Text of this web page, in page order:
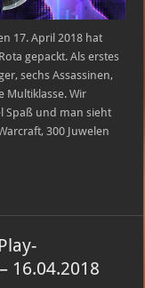
17. April 2018 hat
gepackt. Als erstes
sechs Assassinen,
Multiklasse. Wir
Spaß und man sieht
300 Juwelen
16.04.2018